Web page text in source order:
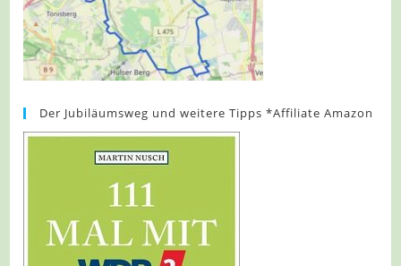
Der Jubiläumsweg und weitere Tipps *Affiliate Amazon